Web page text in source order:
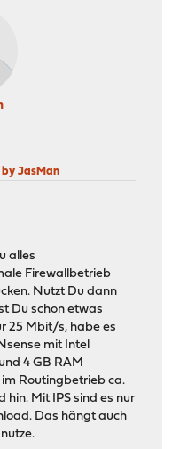
by JasMan
alles
Firewallbetrieb
Nutzt Du dann
Du schon etwas
25 Mbit/s, habe es
mit Intel
4 GB RAM
Routingbetrieb ca.
Mit IPS sind es nur
Das hängt auch